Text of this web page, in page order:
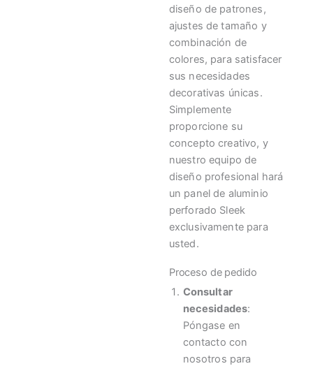
diseño de patrones,
ajustes de tamaño y
combinación de
colores, para satisfacer
sus necesidades
decorativas únicas.
Simplemente
proporcione su
concepto creativo, y
nuestro equipo de
diseño profesional hará
un panel de aluminio
perforado Sleek
exclusivamente para
usted.
Proceso de pedido
Consultar
necesidades:
Póngase en
contacto con
nosotros para